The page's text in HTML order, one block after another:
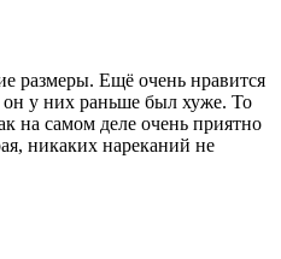
размеры. Ещё очень нравится
он у них раньше был хуже. То
на самом деле очень приятно
никаких нареканий не